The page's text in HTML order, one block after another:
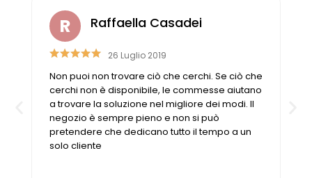
Raffaella Casadei
26 Luglio 2019
Non puoi non trovare ciò che cerchi. Se ciò che
cerchi non è disponibile, le commesse aiutano
a trovare la soluzione nel migliore dei modi. Il
negozio è sempre pieno e non si può
pretendere che dedicano tutto il tempo a un
solo cliente